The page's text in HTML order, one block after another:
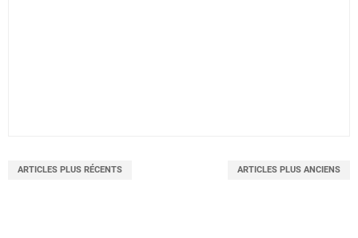
ARTICLES PLUS RÉCENTS ARTICLES PLUS ANCIENS